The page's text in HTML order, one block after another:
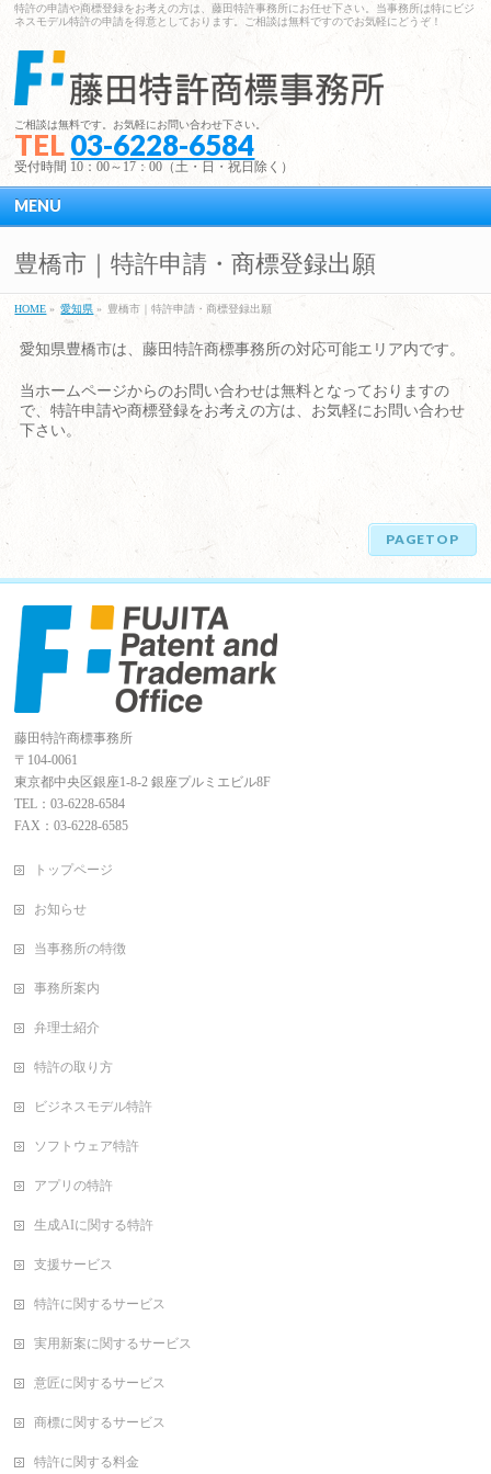
特許の申請や商標登録をお考えの方は、藤田特許事務所にお任せ下さい。当事務所は特にビジ
ネスモデル特許の申請を得意としております。ご相談は無料ですのでお気軽にどうぞ！
ご相談は無料です。お気軽にお問い合わせ下さい。
TEL03-6228-6584
受付時間 10：00～17：00（土・日・祝日除く）
MENU
豊橋市｜特許申請・商標登録出願
HOME » 愛知県 » 豊橋市｜特許申請・商標登録出願
愛知県豊橋市は、藤田特許商標事務所の対応可能エリア内です。
当ホームページからのお問い合わせは無料となっておりますの
で、特許申請や商標登録をお考えの方は、お気軽にお問い合わせ
下さい。
PAGETOP
藤田特許商標事務所
〒104-0061
東京都中央区銀座1-8-2 銀座プルミエビル8F
TEL：03-6228-6584
FAX：03-6228-6585
トップページ
お知らせ
当事務所の特徴
事務所案内
弁理士紹介
特許の取り方
ビジネスモデル特許
ソフトウェア特許
アプリの特許
生成AIに関する特許
支援サービス
特許に関するサービス
実用新案に関するサービス
意匠に関するサービス
商標に関するサービス
特許に関する料金